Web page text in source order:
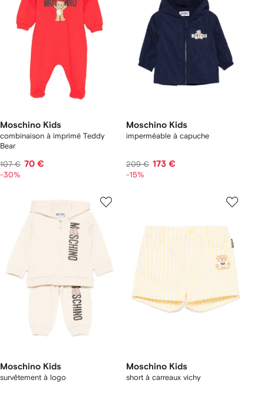
Moschino Kids
combinaison à imprimé Teddy
Bear
107 € 70 €
-30%
Moschino Kids
imperméable à capuche
209 € 173 €
-15%
Moschino Kids
survêtement à logo
Moschino Kids
short à carreaux vichy